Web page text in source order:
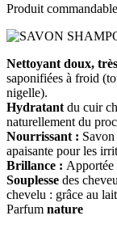
Produit
Nettoyant doux,
saponifiées à froid
nigelle).
Hydratant du cuir
naturellement du
Nourrissant :
apaisante pour les
Brillance : Apportée
Souplesse des
chevelu : grâce au
Parfum nature